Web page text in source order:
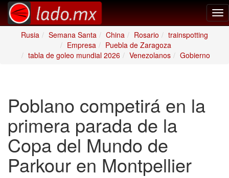
Rusia
Semana Santa China Rosario
trainspotting
Empresa
Puebla de Zaragoza
tabla de goleo mundial 2026
Venezolanos Gobierno
Poblano competirá en la
primera parada de la
Copa del Mundo de
Parkour en Montpellier